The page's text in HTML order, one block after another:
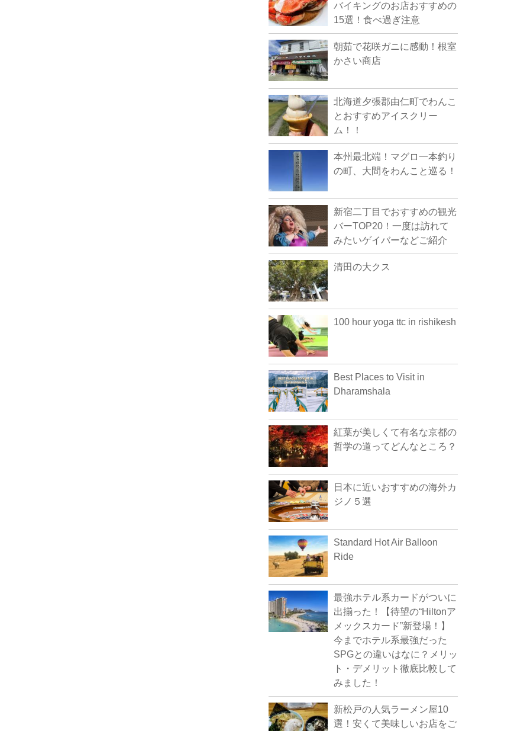
バイキングのお店おすすめの
15選！食べ過ぎ注意
朝茹で花咲ガニに感動！根室
かさい商店
北海道夕張郡由仁町でわんこ
とおすすめアイスクリー
ム！！
本州最北端！マグロ一本釣り
の町、大間をわんこと巡る！
新宿二丁目でおすすめの観光
バーTOP20！一度は訪れて
みたいゲイバーなどご紹介
清田の大クス
100 hour yoga ttc in rishikesh
Best Places to Visit in
Dharamshala
紅葉が美しくて有名な京都の
哲学の道ってどんなところ？
日本に近いおすすめの海外カ
ジノ５選
Standard Hot Air Balloon
Ride
最強ホテル系カードがついに
出揃った！【待望の“Hiltonア
メックスカード”新登場！】
今までホテル系最強だった
SPGとの違いはなに？メリッ
ト・デメリット徹底比較して
みました！
新松戸の人気ラーメン屋10
選！安くて美味しいお店をご